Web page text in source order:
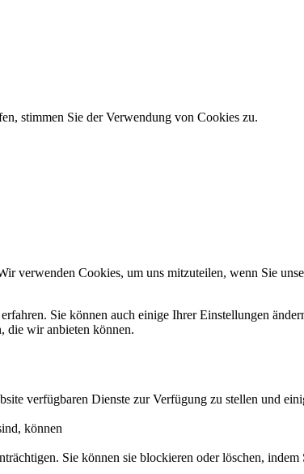
stimmen Sie der Verwendung von Cookies zu.
verwenden Cookies, um uns mitzuteilen, wenn Sie
Sie können auch einige Ihrer Einstellungen
die wir anbieten können.
verfügbaren Dienste zur Verfügung zu stellen und
können
Sie können sie blockieren oder löschen,